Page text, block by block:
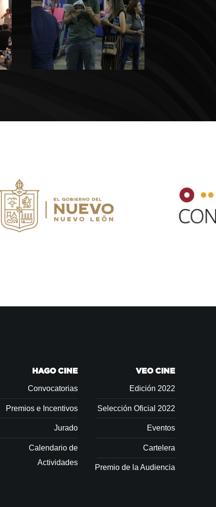
VEO CINE
Edición 2022
Selección Oficial 2022
Eventos
Cartelera
Premio de la Audiencia
HAGO CINE
Convocatorias
Premios e Incentivos
Jurado
Calendario de
Actividades